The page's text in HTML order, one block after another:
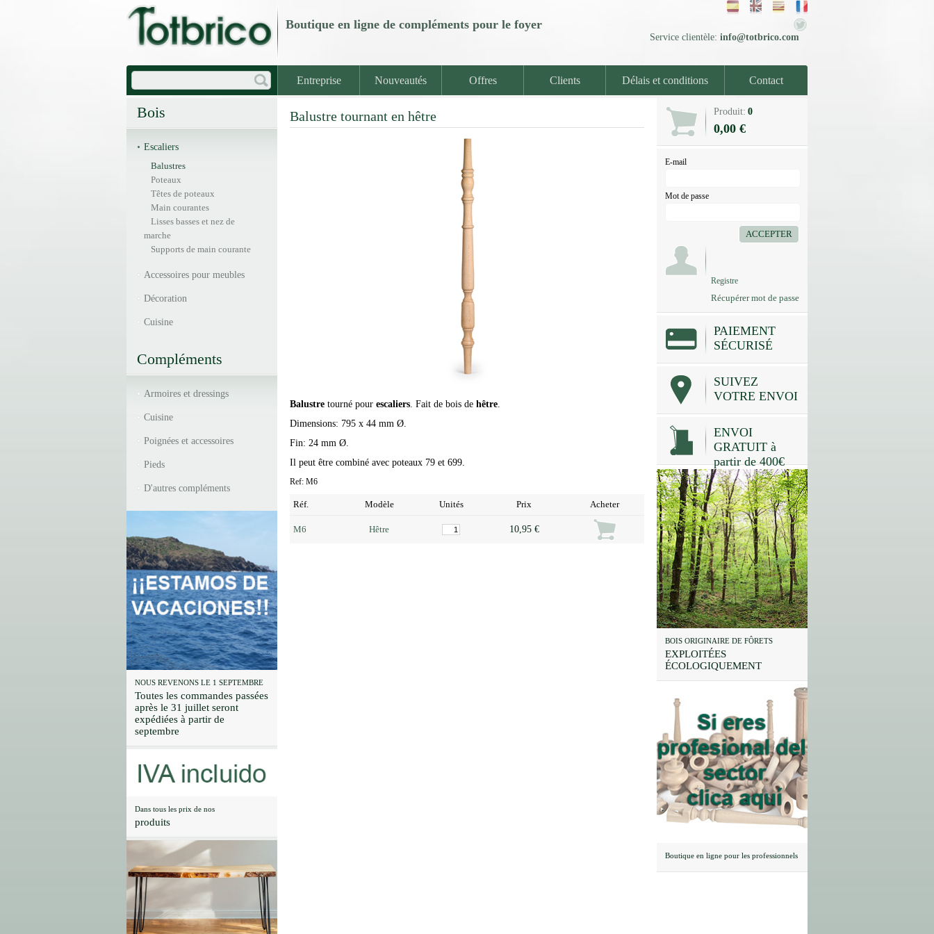
Boutique en ligne de compléments pour le foyer
Service clientèle: info@totbrico.com
Entreprise Nouveautés Offres Clients Délais et conditions Contact
Bois
Escaliers
Balustres
Poteaux
Têtes de poteaux
Main courantes
Lisses basses et nez de
marche
Supports de main courante
Accessoires pour meubles
Décoration
Cuisine
Compléments
Armoires et dressings
Cuisine
Poignées et accessoires
Pieds
D'autres compléments
NOUS REVENONS LE 1 SEPTEMBRE
Toutes les commandes passées
après le 31 juillet seront
expédiées à partir de
septembre
Dans tous les prix de nos
produits
Balustre tournant en hêtre
Balustre tourné pour escaliers. Fait de bois de hêtre.
Dimensions: 795 x 44 mm Ø.
Fin: 24 mm Ø.
Il peut être combiné avec poteaux 79 et 699.
Ref: M6
Réf. Modèle Unités Prix Acheter
M6 Hêtre 10,95 €
Produit: 0
0,00 €
E-mail
Mot de passe
ACCEPTER
Registre
Récupérer mot de passe
PAIEMENT
SÉCURISÉ
SUIVEZ
VOTRE ENVOI
ENVOI
GRATUIT à
partir de 400€
BOIS ORIGINAIRE DE FÔRETS
EXPLOITÉES
ÉCOLOGIQUEMENT
Boutique en ligne pour les professionnels